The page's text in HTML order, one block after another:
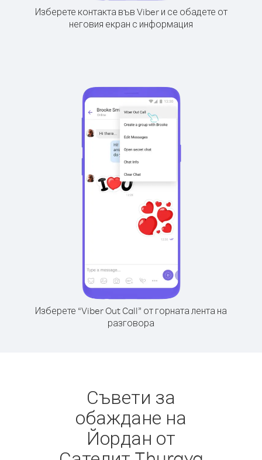
Изберете контакта във Viber и се обадете от
неговия екран с информация
Изберете “Viber Out Call” от горната лента на
разговора
Съвети за
обаждане на
Йордан от